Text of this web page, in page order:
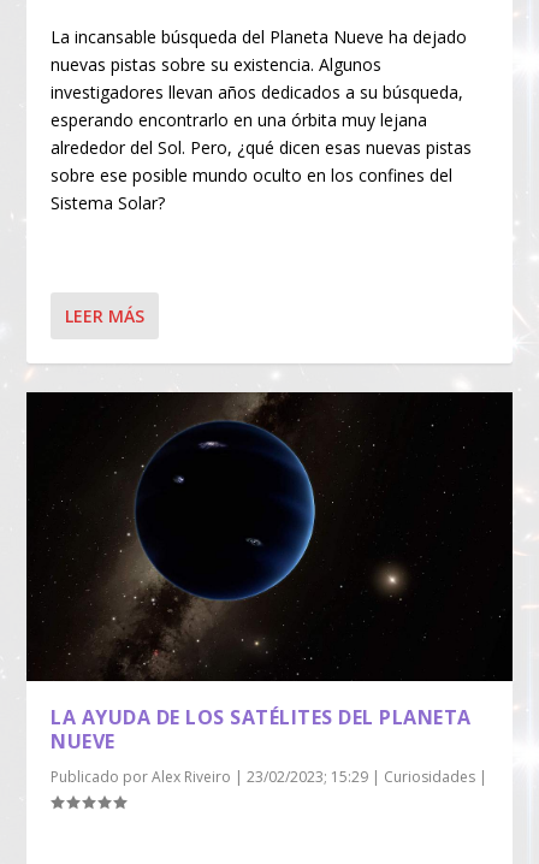
La incansable búsqueda del Planeta Nueve ha dejado
nuevas pistas sobre su existencia. Algunos
investigadores llevan años dedicados a su búsqueda,
esperando encontrarlo en una órbita muy lejana
alrededor del Sol. Pero, ¿qué dicen esas nuevas pistas
sobre ese posible mundo oculto en los confines del
Sistema Solar?
LEER MÁS
LA AYUDA DE LOS SATÉLITES DEL PLANETA
NUEVE
Publicado porAlex Riveiro |23/02/2023; 15:29 | Curiosidades |